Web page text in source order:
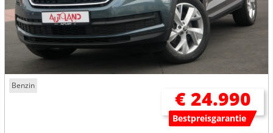
Benzin
€ 24.990
Bestpreisgarantie